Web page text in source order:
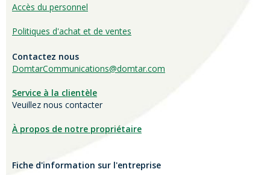
Accès du personnel
Politiques d'achat et de ventes
Contactez nous
DomtarCommunications@domtar.com
Service à la clientèle
Veuillez nous contacter
À propos de notre propriétaire
Fiche d'information sur l'entreprise